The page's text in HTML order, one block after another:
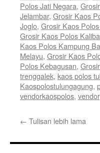
Polos Jati Negara,
Jelambar, Grosir Kaos
Joglo, Grosir Kaos
Grosir Kaos Polos
Kaos Polos Kampung
Melayu, Grosir Kaos
Polos Kebagusan,
trenggalek, kaos polos
Kaospolostulungagung,
vendorkaospolos,
← Tulisan lebih lama